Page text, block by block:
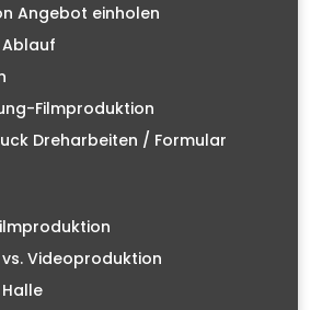
Angebot einholen
Filmproduktion
Dreharbeiten / Formular
Videoproduktion